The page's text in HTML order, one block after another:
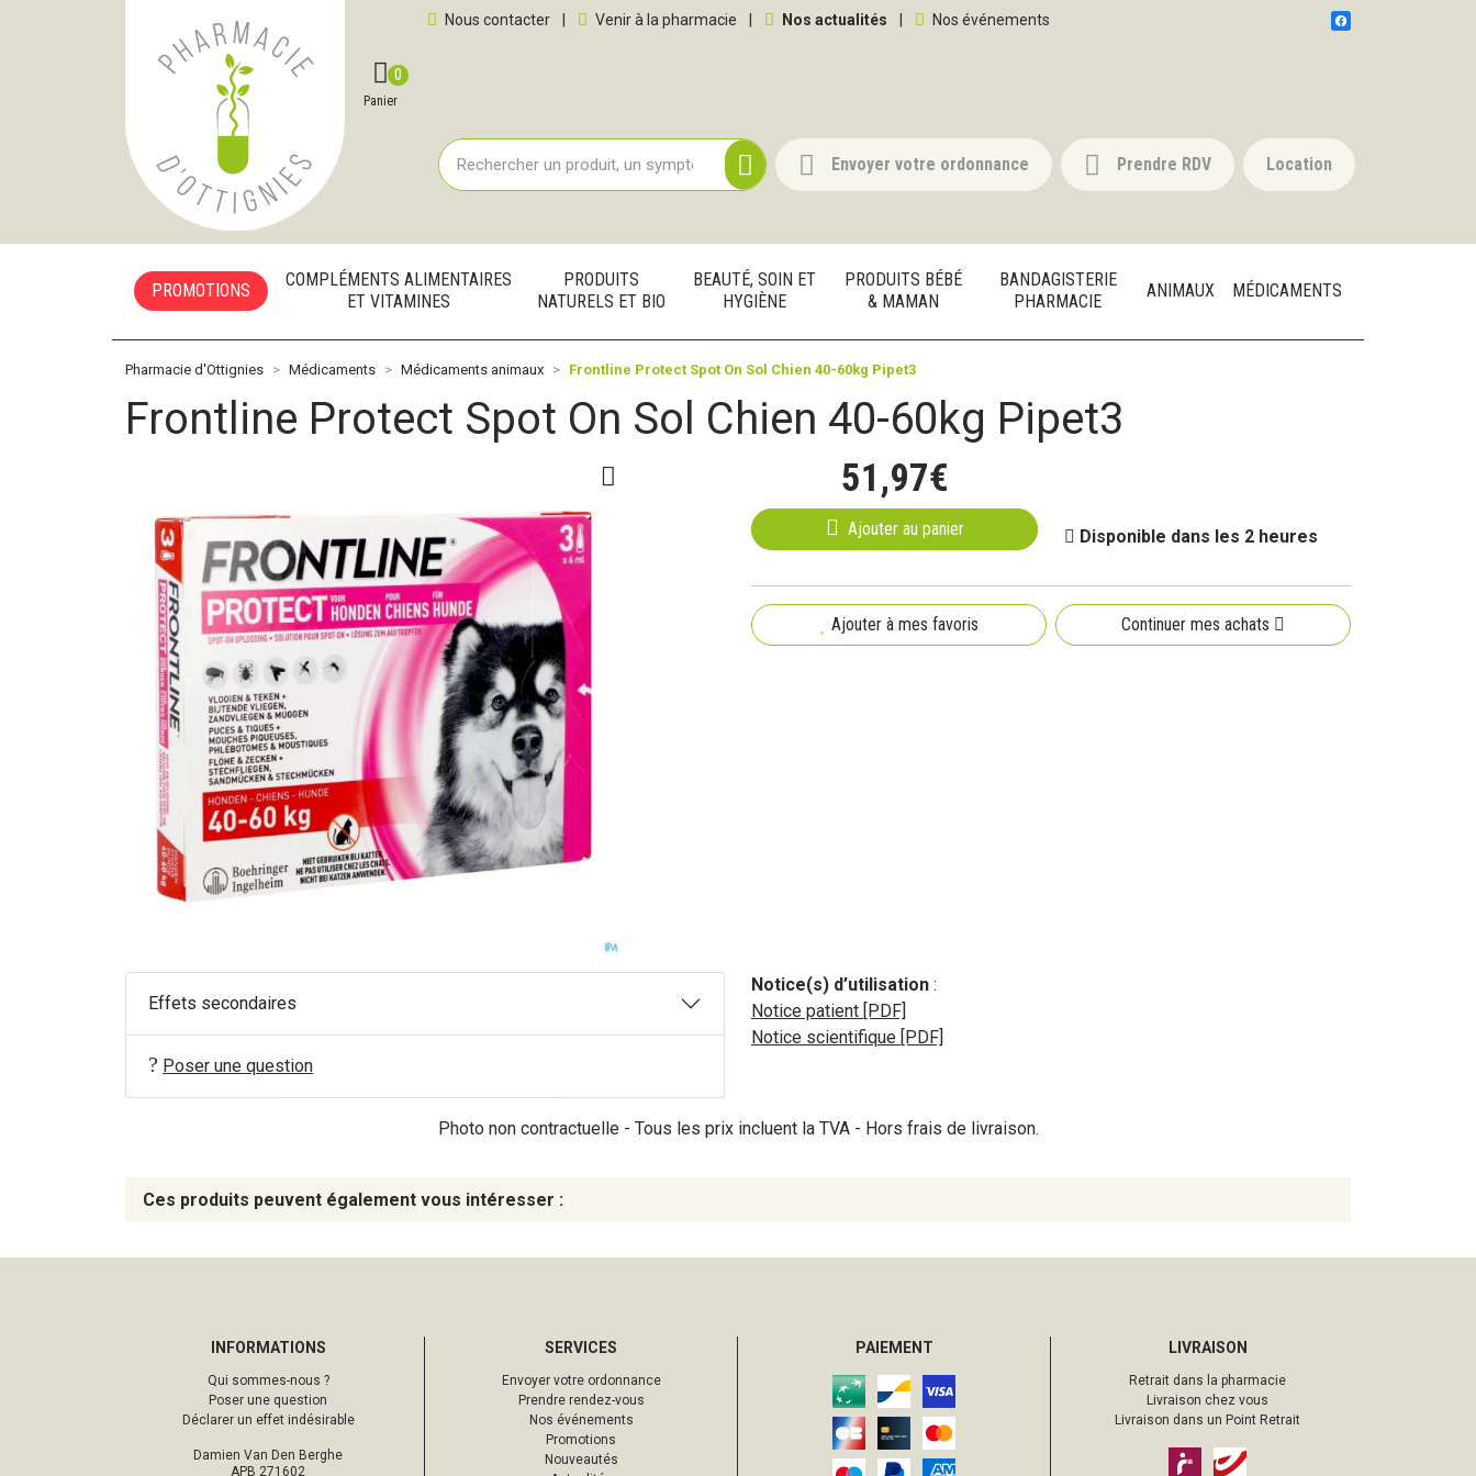
Pharmacie d'Ottignies Votre pharmacie en ligne à votre service
Nous contacter Venir à la pharmacie Nos actualités Nos événements
Favoris Panier
0
Envoyer votre ordonnance Prendre RDV Location
PROMOTIONS
COMPLÉMENTS ALIMENTAIRES
ET VITAMINES
PRODUITS
NATURELS ET BIO
BEAUTÉ, SOIN ET
HYGIÈNE
PRODUITS BÉBÉ
& MAMAN
BANDAGISTERIE
PHARMACIE
ANIMAUX MÉDICAMENTS
Pharmacie d'Ottignies Médicaments Médicaments animaux Frontline Protect Spot On Sol Chien 40-60kg Pipet3
Frontline Protect Spot On Sol Chien 40-60kg Pipet3
51,97€
Ajouter au panier Disponible dans les 2 heures
Ajouter à mes favoris Continuer mes achats
Effets secondaires
Poser une question
Notice(s) d’utilisation :
Notice patient [PDF]
Notice scientifique [PDF]
Photo non contractuelle - Tous les prix incluent la TVA - Hors frais de livraison.
Ces produits peuvent également vous intéresser :
INFORMATIONS
Qui sommes-nous ?
Poser une question
Déclarer un effet indésirable
Damien Van Den Berghe
APB 271602
SERVICES
Envoyer votre ordonnance
Prendre rendez-vous
Nos événements
Promotions
Nouveautés
PAIEMENT LIVRAISON
Retrait dans la pharmacie
Livraison chez vous
Livraison dans un Point Retrait